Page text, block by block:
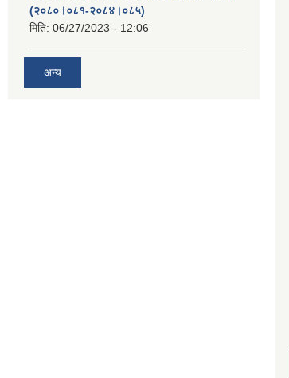
(२०८०।०८१-२०८४।०८५)
मिति: 06/27/2023 - 12:06
अन्य